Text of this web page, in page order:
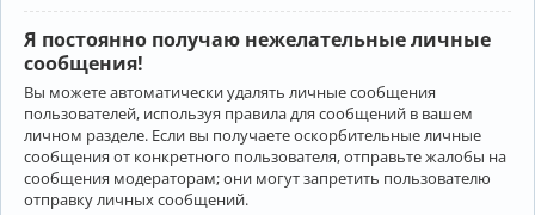
Я постоянно получаю нежелательные личные
сообщения!
Вы можете автоматически удалять личные сообщения
пользователей, используя правила для сообщений в вашем
личном разделе. Если вы получаете оскорбительные личные
сообщения от конкретного пользователя, отправьте жалобы на
сообщения модераторам; они могут запретить пользователю
отправку личных сообщений.